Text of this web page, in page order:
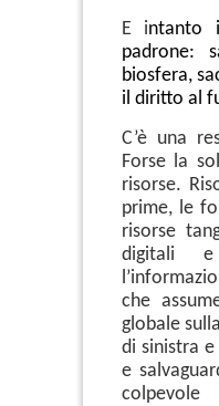
E intanto
padrone:
biosfera,
il diritto al
C’è una
Forse la
risorse.
prime, le
risorse
digitali e
che
globale
di sinistra
e